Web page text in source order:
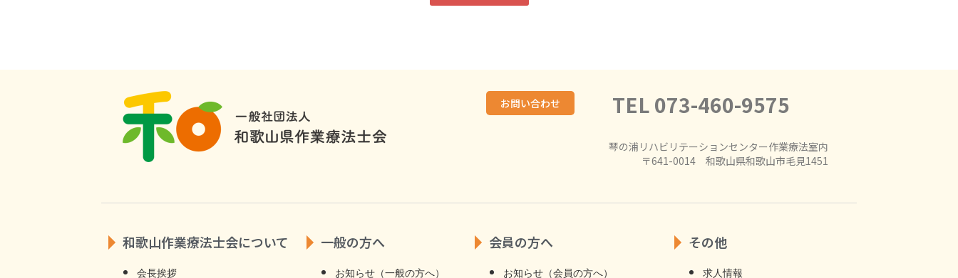
お問い合わせ TEL 073-460-9575
琴の浦リハビリテーションセンター作業療法室内
〒641-0014 和歌山県和歌山市毛見1451
和歌山作業療法士会について
会長挨拶
一般の方へ
お知らせ（一般の方へ）
会員の方へ
お知らせ（会員の方へ）
その他
求人情報